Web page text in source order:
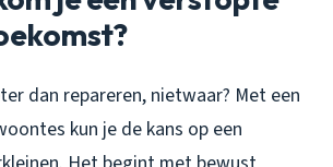
dan repareren, nietwaar? Met een
kun je de kans op een